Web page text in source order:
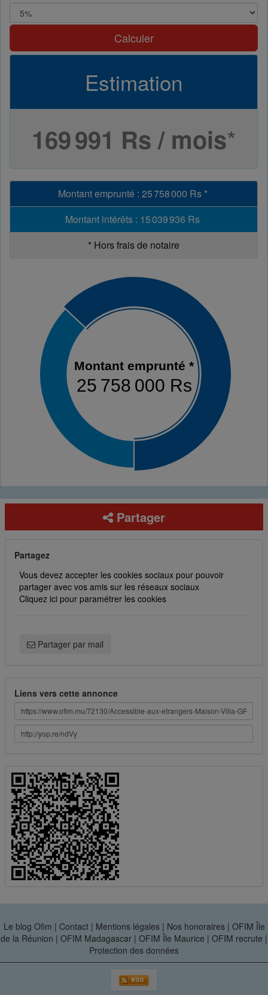
Calculer
Estimation
169 991 Rs / mois*
Montant emprunté : 25 758 000 Rs*
Montant intérêts : 15 039 936 Rs
* Hors frais de notaire
Montant emprunté *
25 758 000 Rs
Partager
Partagez
Vous devez accepter les cookies sociaux pour pouvoir
partager avec vos amis sur les réseaux sociaux
Cliquez ici pour paramétrer les cookies
Partager par mail
Liens vers cette annonce
Le blog Ofim | Contact| Mentions légales| Nos honoraires| OFIM Île
de la Réunion | OFIM Madagascar | OFIM Île Maurice | OFIM recrute |
Protection des données